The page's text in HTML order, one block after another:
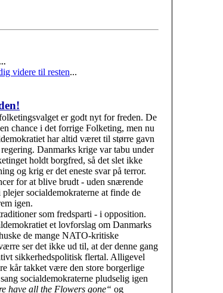
videre til resten...
er godt nyt for freden. De
chance i det forrige Folketing, men nu
har altid været til større gavn
Danmarks krige var tabu under
holdt borgfred, så det slet ikke
og krig er det eneste svar på terror.
for at blive brudt - uden snærende
socialdemokraterne at finde de
igen.
som fredsparti - i opposition.
et lovforslag om Danmarks
de mange NATO-kritiske
ser det ikke ud til, at der denne gang
sikkerhedspolitisk flertal. Alligevel
kår takket være den store borgerlige
socialdemokraterne pludselig igen
have all the Flowers gone“ og